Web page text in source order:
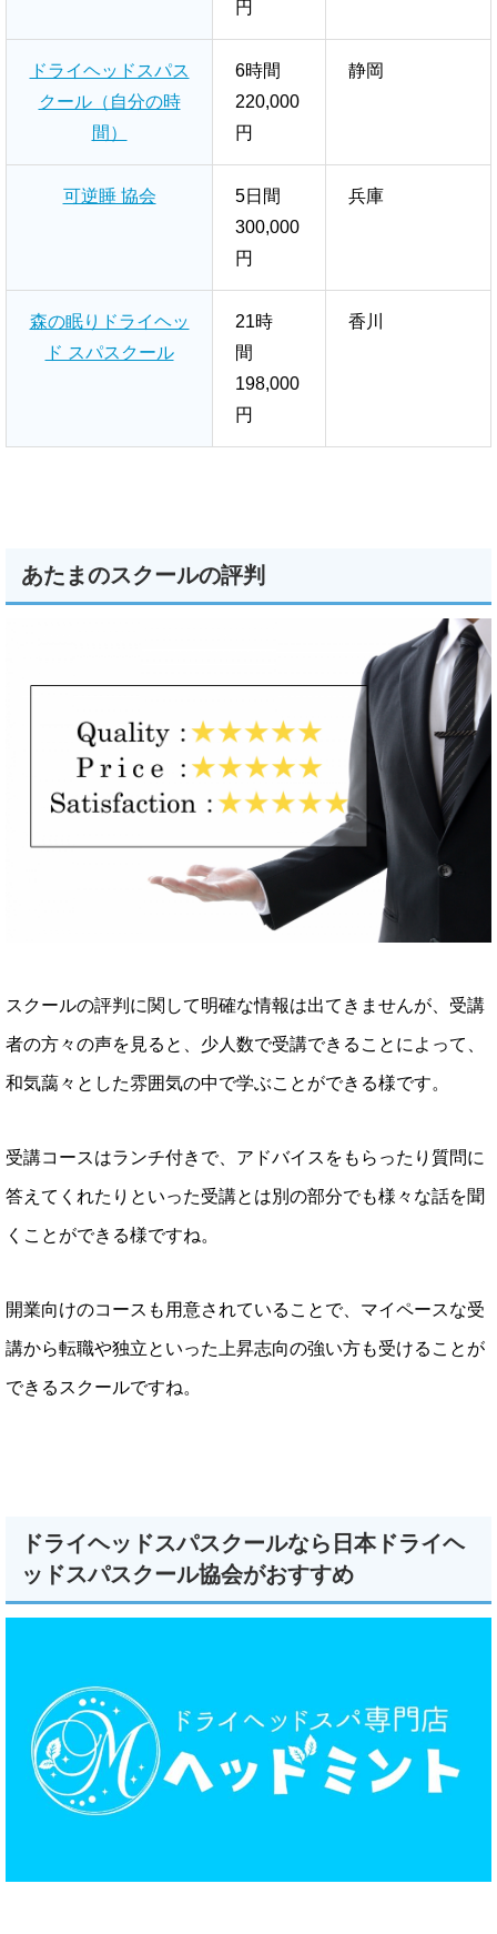
円
ドライヘッドスパス
クール（自分の時
間）
6時間
220,000
円
静岡
可逆睡 協会
5日間
300,000
円
兵庫
森の眠りドライヘッ
ド スパスクール
21時
間
198,000
円
香川
あたまのスクールの評判
スクールの評判に関して明確な情報は出てきませんが、受講
者の方々の声を見ると、少人数で受講できることによって、
和気藹々とした雰囲気の中で学ぶことができる様です。
受講コースはランチ付きで、アドバイスをもらったり質問に
答えてくれたりといった受講とは別の部分でも様々な話を聞
くことができる様ですね。
開業向けのコースも用意されていることで、マイペースな受
講から転職や独立といった上昇志向の強い方も受けることが
できるスクールですね。
ドライヘッドスパスクールなら日本ドライヘ
ッドスパスクール協会がおすすめ